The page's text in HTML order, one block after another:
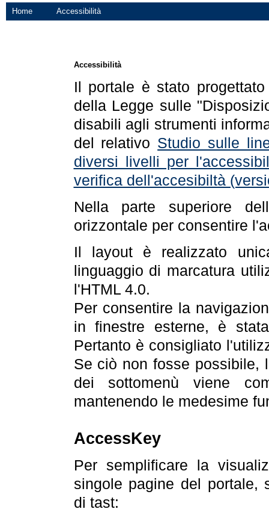
Home Accessibilità
Accessibilità
Il portale è stato
della Legge sulle
disabili agli strumenti
del relativo Studio sulle
diversi livelli per
verifica dell'accesibiltà
Nella parte superiore
orizzontale per consentire
Il layout è realizzato
linguaggio di marcatura
l'HTML 4.0.
Per consentire la
in finestre esterne, è
Pertanto è consigliato
Se ciò non fosse possibile,
dei sottomenù viene
mantenendo le medesime
AccessKey
Per semplificare la
singole pagine del portale,
di tast: